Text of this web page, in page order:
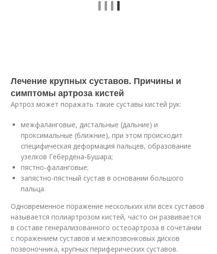
Лечение крупных суставов. Причины и
симптомы артроза кистей
Артроз может поражать такие суставы кистей рук:
межфаланговые, дистальные (дальние) и
проксимальные (ближние), при этом происходит
специфическая деформация пальцев, образование
узелков Гебердена-Бушара;
пястно-фаланговые;
запястно-пястный сустав в основании большого
пальца.
Одновременное поражение нескольких или всех суставов
называется полиартрозом кистей, часто он развивается
в составе генерализованного остеоартроза в сочетании
с поражением суставов и межпозвонковых дисков
позвоночника, крупных периферических суставов.